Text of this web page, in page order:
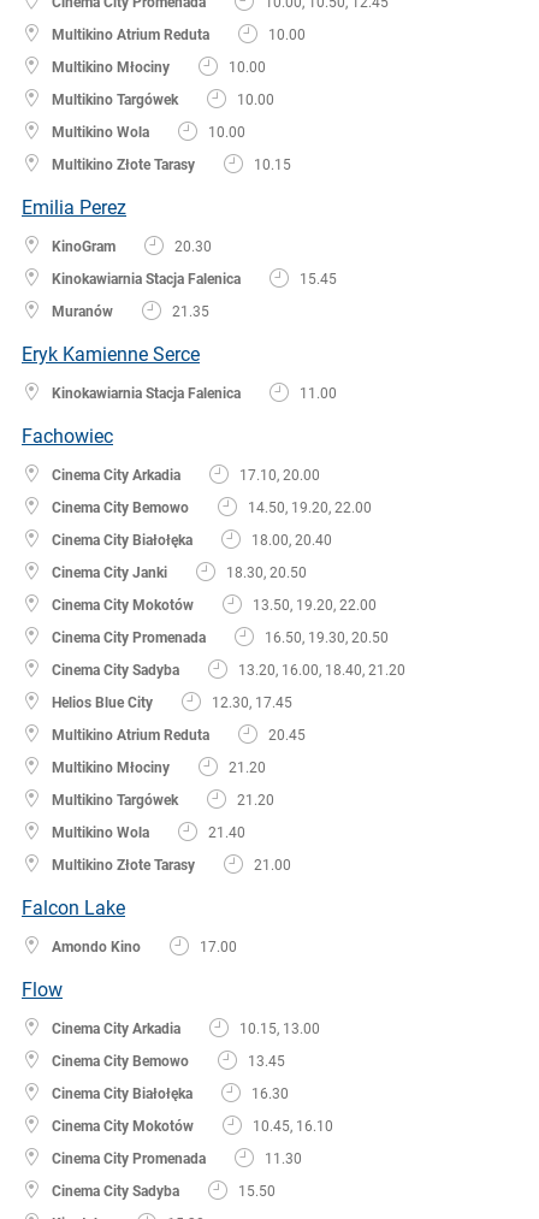
Multikino Atrium Reduta
10.00
Multikino Młociny
10.00
Multikino Targówek
10.00
Multikino Wola
10.00
Multikino Złote Tarasy
10.15
Emilia Perez
KinoGram
20.30
Kinokawiarnia Stacja Falenica
15.45
Muranów
21.35
Eryk Kamienne Serce
Kinokawiarnia Stacja Falenica 11.00
Fachowiec
Cinema City Arkadia
17.10, 20.00
Cinema City Bemowo
14.50, 19.20, 22.00
Cinema City Białołęka
18.00, 20.40
Cinema City Janki
18.30, 20.50
Cinema City Mokotów
13.50, 19.20, 22.00
Cinema City Promenada
16.50, 19.30, 20.50
Cinema City Sadyba
13.20, 16.00, 18.40, 21.20
Helios Blue City
12.30, 17.45
Multikino Atrium Reduta
20.45
Multikino Młociny
21.20
Multikino Targówek
21.20
Multikino Wola
21.40
Multikino Złote Tarasy
21.00
Falcon Lake
Amondo Kino 17.00
Flow
Cinema City Arkadia
10.15, 13.00
Cinema City Bemowo
13.45
Cinema City Białołęka
16.30
Cinema City Mokotów
10.45, 16.10
Cinema City Promenada
11.30
Cinema City Sadyba
15.50